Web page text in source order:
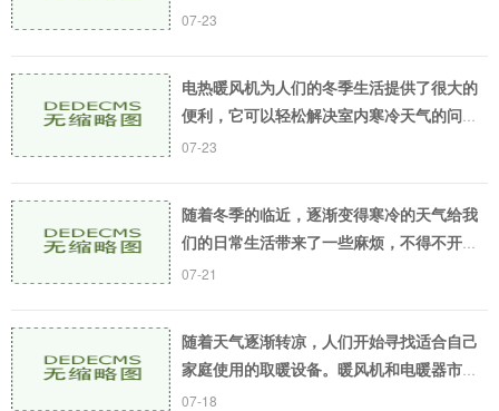
灯。它提供了一个温暖舒适的洗澡环境并且
07-23
电热暖风机为人们的冬季生活提供了很大的
便利，它可以轻松解决室内寒冷天气的问
题，让你舒适度倍增。如今市场上的电热暖
07-23
随着冬季的临近，逐渐变得寒冷的天气给我
们的日常生活带来了一些麻烦，不得不开启
取暖模式。而暖风机作为一种便捷的取暖设
07-21
随着天气逐渐转凉，人们开始寻找适合自己
家庭使用的取暖设备。暖风机和电暖器市场
上是两个常见的供热选择，那么这两种供热
07-18